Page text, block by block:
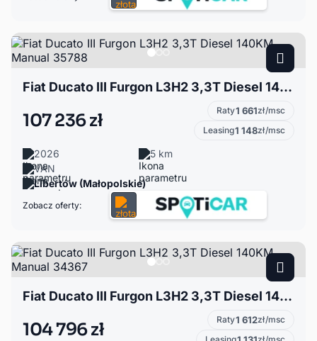
Fiat Ducato III Furgon L3H2 3,3T Diesel 140KM Manual 35788
107 236 zł Raty1 661zł/msc
Leasing1 148zł/msc
2026
5 km
VAN
Libertów (Małopolskie)
Zobacz oferty:
Fiat Ducato III Furgon L3H2 3,3T Diesel 140KM Manual 34367
104 796 zł Raty1 612zł/msc